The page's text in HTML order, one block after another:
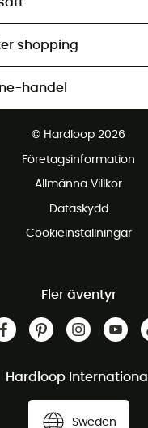
shopping
handel
dagar
© Hardloop 2026
Företagsinformation
Allmänna Villkor
Dataskydd
Cookieinställningar
Fler äventyr
Hardloop International
Sweden